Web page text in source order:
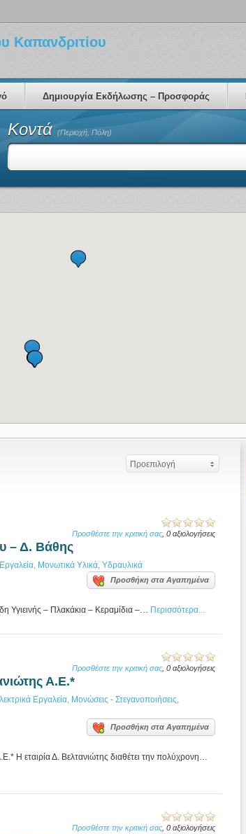
Καπανδριτίου
Δημιουργία Εκδήλωσης – Προσφοράς
Κοντά (Περιοχή, Πόλη)
Προεπιλογή
Προσθέστε την κριτική σας , 0 αξιολογήσεις
– Δ. Βάθης
, Μονωτικά Υλικά, Υδραυλικά
Προσθήκη στα Αγαπημένα
Υγιεινής – Πλακάκια – Κεραμίδια –… Περισσότερα...
Προσθέστε την κριτική σας , 0 αξιολογήσεις
Α.Ε.*
Εργαλεία, Μονώσεις - Στεγανοποιήσεις,
Προσθήκη στα Αγαπημένα
Η εταιρία Δ. Βελτανιώτης διαθέτει την πολύχρονη…
Προσθέστε την κριτική σας , 0 αξιολογήσεις